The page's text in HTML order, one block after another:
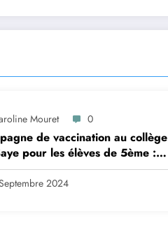
Mouret 0
de vaccination au
pour les élèves de 5ème :
en ligne avant le 28
2024
2024